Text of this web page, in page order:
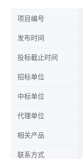
项目编号
发布时间
投标截止时间
招标单位
中标单位
代理单位
相关产品
联系方式